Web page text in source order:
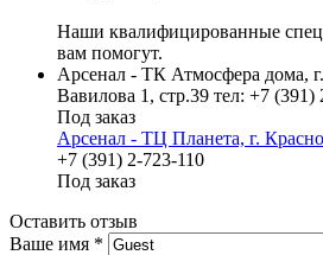
Наши квалифицированные
вам помогут.
Арсенал - ТК Атмосфера дома,
Вавилова 1, стр.39 тел: +7 (391)
Под заказ
Арсенал - ТЦ Планета, г.
+7 (391) 2-723-110
Под заказ
Оставить отзыв
Ваше имя *